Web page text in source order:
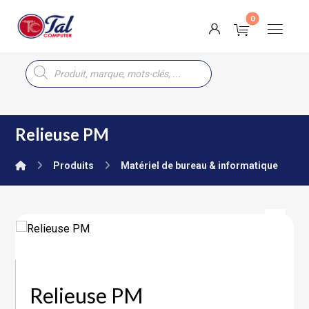
Relieuse PM
Produits Matériel de bureau & informatique
Relieuse PM